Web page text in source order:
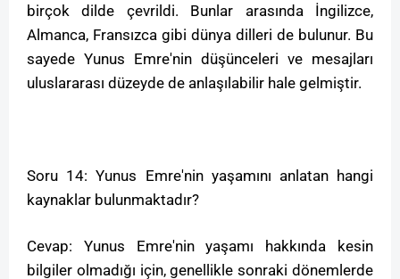
birçok dilde çevrildi. Bunlar arasında İngilizce,
Almanca, Fransızca gibi dünya dilleri de bulunur. Bu
sayede Yunus Emre'nin düşünceleri ve mesajları
uluslararası düzeyde de anlaşılabilir hale gelmiştir.
Soru 14: Yunus Emre'nin yaşamını anlatan hangi
kaynaklar bulunmaktadır?
Cevap: Yunus Emre'nin yaşamı hakkında kesin
bilgiler olmadığı için, genellikle sonraki dönemlerde